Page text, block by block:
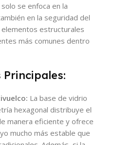
se enfoca en la
en la seguridad del
estructurales
más comunes dentro
La base de vidrio
hexagonal distribuye el
manera eficiente y ofrece
mucho más estable que